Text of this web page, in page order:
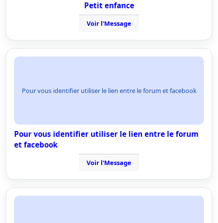
Petit enfance
Voir l'Message
Pour vous identifier utiliser le lien entre le forum et facebook
Pour vous identifier utiliser le lien entre le forum
et facebook
Voir l'Message